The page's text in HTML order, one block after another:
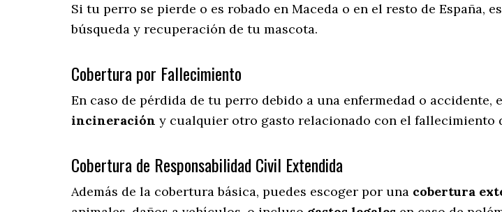
Si tu perro se pierde o es robado en Maceda o en el resto de España,
búsqueda y recuperación de tu mascota.
Cobertura por Fallecimiento
En caso de pérdida de tu perro debido a una enfermedad o accidente,
incineración y cualquier otro gasto relacionado con el fallecimiento
Cobertura de Responsabilidad Civil Extendida
Además de la cobertura básica, puedes escoger por una cobertura